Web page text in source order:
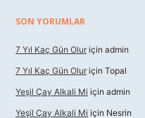
SON YORUMLAR
7 Yıl Kaç Gün Olur için admin
7 Yıl Kaç Gün Olur için Topal
Yeşil Çay Alkali Mi için admin
Yeşil Çay Alkali Mi için Nesrin